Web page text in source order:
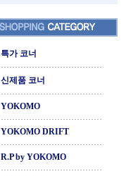
특가 코너
신제품 코너
YOKOMO
YOKOMO DRIFT
R.P by YOKOMO